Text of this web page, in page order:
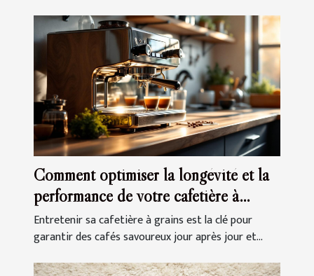
Comment optimiser la longévité et la
performance de votre cafetière à
grains ?
Entretenir sa cafetière à grains est la clé pour
garantir des cafés savoureux jour après jour et...